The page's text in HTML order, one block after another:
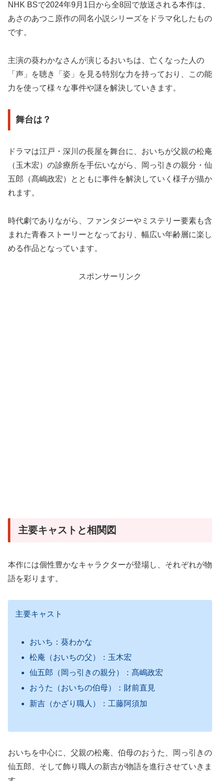
NHK BSで2024年9月1日から全8回で放送される本作は、
あさのあつこ原作の同名小説シリーズをドラマ化したもの
です。
主演の葵わかなさんが演じるおいちは、亡くなった人の
「声」を聴き「姿」を見る特別な力を持っており、この能
力を使って様々な事件や謎を解決していきます。
舞台は？
ドラマは江戸・深川の長屋を舞台に、おいちが父親の松庵
（玉木宏）の診療所を手伝いながら、岡っ引きの親分・仙
五郎（髙嶋政宏）とともに事件を解決していく様子が描か
れます。
時代劇でありながら、ファンタジーやミステリー要素も含
まれた青春ストーリーとなっており、幅広い年齢層に楽し
める作品となっています。
スポンサーリンク
主要キャストと相関図
本作には個性豊かなキャラクターが登場し、それぞれが物
語を彩ります。
主要キャスト
おいち：葵わかな
松庵（おいちの父）：玉木宏
仙五郎（岡っ引きの親分）：髙嶋政宏
おうた（おいちの伯母）：財前直見
新吉（かざり職人）：工藤阿須加
おいちを中心に、父親の松庵、伯母のおうた、岡っ引きの
仙五郎、そして飾り職人の新吉が物語を進行させていきま